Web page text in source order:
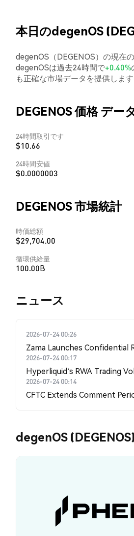
本日のdegenOS
degenOS（DEGENOS）の現在
degenOSは過去24時間で+0.40%
も正確な市場データを提供します
DEGENOS 価格 デー
24時間取引です
$10.66
24時間安値
$0.0000003
DEGENOS 市場統計
時価総額
$29,704.00
循環供給量
100.00B
​​ニュース​​
2026-07-24 00:26
Zama Launches
2026-07-24 00:17
Hyperliquid's RWA Trading
2026-07-24 00:14
CFTC Extends Comment
degenOS